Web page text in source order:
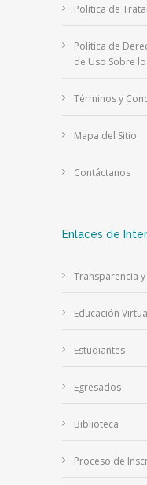
Política de
Política de
de Uso Sobre
Términos y
Mapa del Sitio
Contáctanos
Enlaces de
Transparencia
Educación
Estudiantes
Egresados
Biblioteca
Proceso de